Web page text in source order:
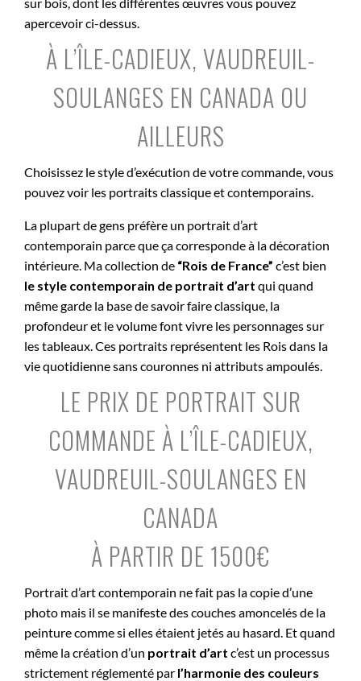
apercevoir ci-dessus.
À L’ÎLE-CADIEUX, VAUDREUIL-
SOULANGES EN CANADA OU
AILLEURS
Choisissez le style d’exécution de votre commande, vous
pouvez voir les portraits classique et contemporains.
La plupart de gens préfère un portrait d’art
contemporain parce que ça corresponde à la décoration
intérieure. Ma collection de “Rois de France” c’est bien
le style contemporain de portrait d’art qui quand
même garde la base de savoir faire classique, la
profondeur et le volume font vivre les personnages sur
les tableaux. Ces portraits représentent les Rois dans la
vie quotidienne sans couronnes ni attributs ampoulés.
LE PRIX DE PORTRAIT SUR
COMMANDE À L’ÎLE-CADIEUX,
VAUDREUIL-SOULANGES EN
CANADA
À PARTIR DE 1500€
Portrait d’art contemporain ne fait pas la copie d’une
photo mais il se manifeste des couches amoncelés de la
peinture comme si elles étaient jetés au hasard. Et quand
même la création d’un portrait d’art c’est un processus
strictement réglementé par l’harmonie des couleurs